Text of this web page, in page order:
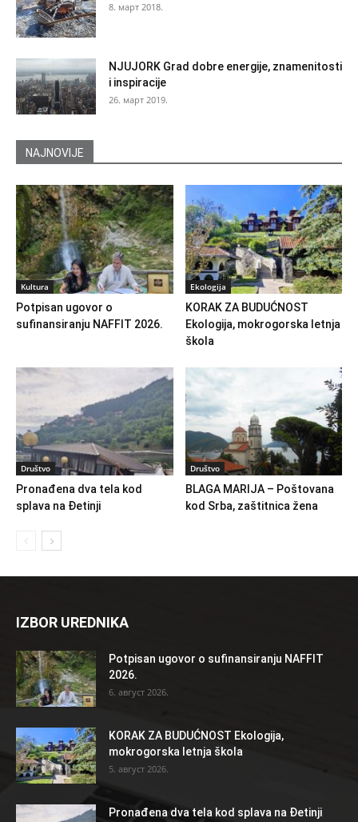
8. март 2018.
NJUJORK Grad dobre energije, znamenitosti
i inspiracije
26. март 2019.
NAJNOVIJE
Kultura
Potpisan ugovor o
sufinansiranju NAFFIT 2026.
Ekologija
KORAK ZA BUDUĆNOST
Ekologija, mokrogorska letnja
škola
Društvo
Pronađena dva tela kod
splava na Đetinji
Društvo
BLAGA MARIJA – Poštovana
kod Srba, zaštitnica žena
IZBOR UREDNIKA
Potpisan ugovor o sufinansiranju NAFFIT
2026.
6. август 2026.
KORAK ZA BUDUĆNOST Ekologija,
mokrogorska letnja škola
5. август 2026.
Pronađena dva tela kod splava na Đetinji